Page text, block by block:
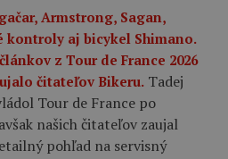
Armstrong, Sagan,
kontroly aj bicykel Shimano.
z Tour de France 2026
čitateľov Bikeru. Tadej
Tour de France po
našich čitateľov zaujal
pohľad na servisný